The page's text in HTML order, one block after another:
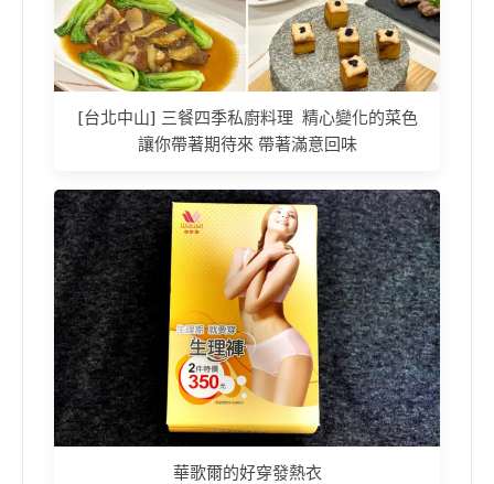
[台北中山] 三餐四季私廚料理 精心變化的菜色
讓你帶著期待來 帶著滿意回味
華歌爾的好穿發熱衣